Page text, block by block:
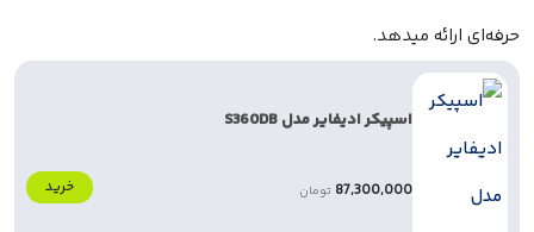
میدهد.
اسپیکر ادیفایر مدل S360DB
87,300,000 تومان